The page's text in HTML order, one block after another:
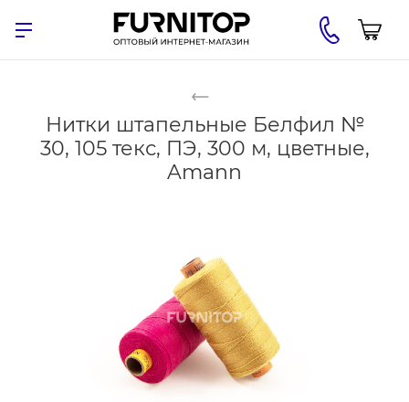
Нитки штапельные Белфил №
30, 105 текс, ПЭ, 300 м, цветные,
Amann